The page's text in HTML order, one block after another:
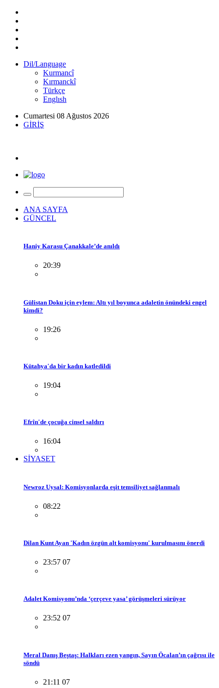
Dil/Language
Kurmancî
Kırmanckî
Türkçe
Englısh
Cumartesi 08 Ağustos 2026
GİRİŞ
ANA SAYFA
GÜNCEL
Haniy Karasu Çanakkale’de anıldı
20:39
Gülistan Doku için eylem: Altı yıl boyunca adaletin önündeki engel
kimdi?
19:26
Kütahya'da bir kadın katledildi
19:04
Efrîn'de çocuğa cinsel saldırı
16:04
SİYASET
Newroz Uysal: Komisyonlarda eşit temsiliyet sağlanmalı
08:22
Dilan Kunt Ayan 'Kadın özgün alt komisyonu' kurulmasını önerdi
23:57 07
Adalet Komisyonu’nda ‘çerçeve yasa’ görüşmeleri sürüyor
23:52 07
Meral Danış Beştaş: Halkları ezen yangın, Sayın Öcalan’ın çağrısı ile
söndü
21:11 07